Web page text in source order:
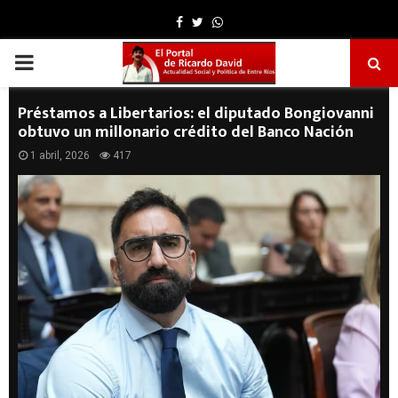
Facebook
TwitterWhatsapp
PRIMARY
MENU
Préstamos a Libertarios: el diputado Bongiovanni
obtuvo un millonario crédito del Banco Nación
1 abril, 2026 417